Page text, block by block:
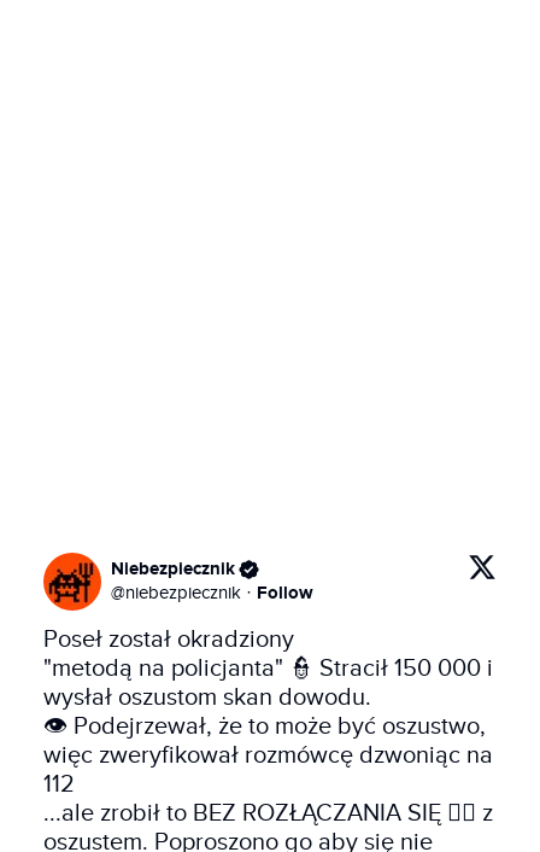
Niebezpiecznik
@niebezpiecznik · Follow
Poseł został okradziony
"metodą na policjanta" 👮 Stracił 150 000 i
wysłał oszustom skan dowodu.
👁️ Podejrzewał, że to może być oszustwo,
więc zweryfikował rozmówcę dzwoniąc na
112
...ale zrobił to BEZ ROZŁĄCZANIA SIĘ 🤦‍♂️ z
oszustem. Poproszono go aby się nie